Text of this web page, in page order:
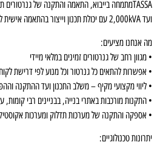
ועד 2,000kVA עם יכולת תכנון וייצור בהתאמה אישית לפי כל לקוח.
מה אנחנו מציעים:
• מגוון רחב של גנרטורים זמינים במלאי מיידי
• אפשרות להתאים כל גנרטור וכל מנוע לפי דרישת לקוח
• ליווי מקצועי מקיף – משלב התכנון ועד ההתקנה
• התקנות מורכבות באתרי בנייה, בבניינים רבי קומות,
• אספקה והתקנה של מערכות תדלוק ומערכות
יתרונות טכנולוגיים: